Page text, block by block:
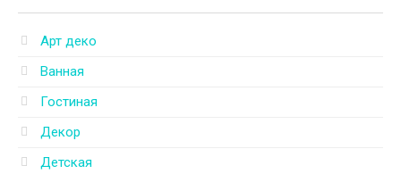
Арт деко
Ванная
Гостиная
Декор
Детская